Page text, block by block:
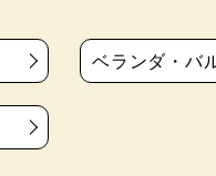
ベランダ・バ